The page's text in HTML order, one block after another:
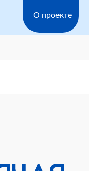
О проекте